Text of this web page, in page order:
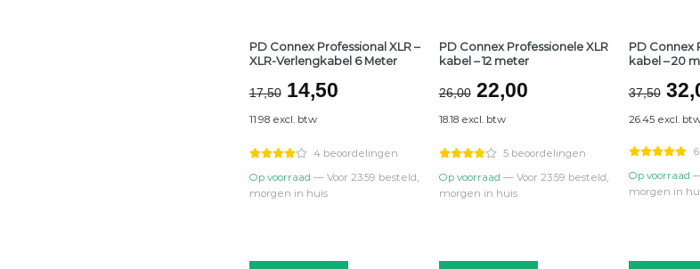
PD Connex Professional XLR –
XLR-Verlengkabel 6 Meter
17,50 Oorspronkelijke
prijs
was:
€17,50.
14,50Huidige
€14,50.
11.98 excl. btw
4 beoordelingen
Op voorraad — Voor 23:59 besteld,
morgen in huis
PD Connex Professionele XLR
kabel – 12 meter
26,00 Oorspronkelijke
prijs
was:
€26,00.
22,00Huidige
€22,00.
18.18 excl. btw
5 beoordelingen
Op voorraad — Voor 23:59 besteld,
morgen in huis
PD Connex
kabel – 20
37,50
prijs
was:
26.45 excl.
Op voorraad
morgen in